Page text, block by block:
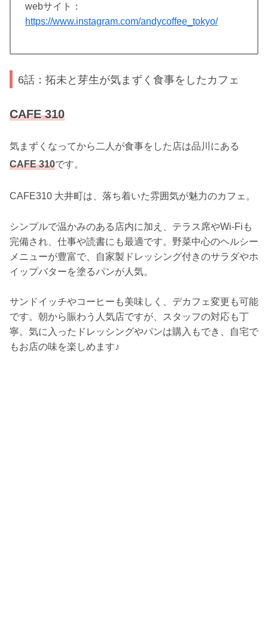
webサイト：
https://www.instagram.com/andycoffee_tokyo/
6話：拓未と芽生が気まずく食事をしたカフェ
CAFE 310
気まずくなってから二人が食事をした店は品川にある
CAFE 310です。
CAFE310 大井町は、落ち着いた雰囲気が魅力のカフェ。
シンプルで温かみのある店内に加え、テラス席やWi-Fiも
完備され、仕事や読書にも最適です。野菜中心のヘルシー
メニューが豊富で、自家製ドレッシング付きのサラダやホ
イップバターを塗るパンが人気。
サンドイッチやコーヒーも美味しく、デカフェ変更も可能
です。朝から賑わう人気店ですが、スタッフの対応も丁
寧。気に入ったドレッシングやパンは購入もでき、自宅で
もお店の味を楽しめます♪